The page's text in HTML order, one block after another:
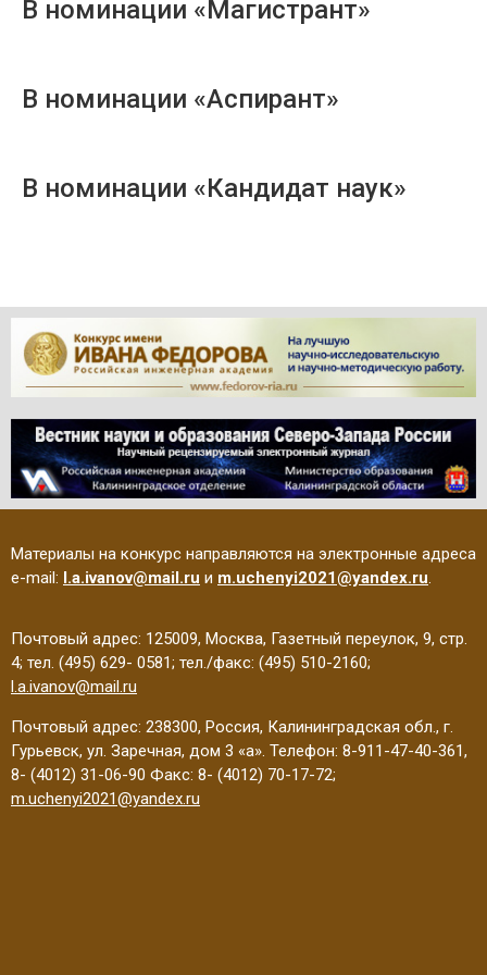
В номинации «Магистрант»
В номинации «Аспирант»
В номинации «Кандидат наук»
Материалы на конкурс направляются на электронные адреса
e-mail: l.a.ivanov@mail.ru и m.uchenyi2021@yandex.ru.
Почтовый адрес: 125009, Москва, Газетный переулок, 9, стр.
4; тел. (495) 629- 0581; тел./факс: (495) 510-2160;
l.a.ivanov@mail.ru
Почтовый адрес: 238300, Россия, Калининградская обл., г.
Гурьевск, ул. Заречная, дом 3 «а». Телефон: 8-911-47-40-361,
8- (4012) 31-06-90 Факс: 8- (4012) 70-17-72;
m.uchenyi2021@yandex.ru